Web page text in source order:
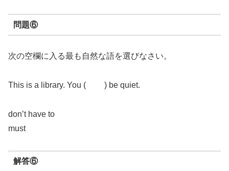
問題⑥
次の空欄に入る最も自然な語を選びなさい。
This is a library. You ( ) be quiet.
don’t have to
must
解答⑥